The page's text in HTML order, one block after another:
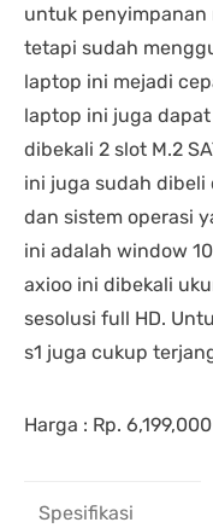
untuk penyimpanan
tetapi sudah
laptop ini mejadi
laptop ini juga
dibekali 2 slot M.2
ini juga sudah dibeli
dan sistem operasi
ini adalah window
axioo ini dibekali
sesolusi full HD.
s1 juga cukup
Harga : Rp. 6,199,000
Spesifikasi